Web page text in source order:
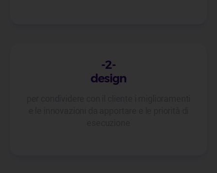
-2-
design